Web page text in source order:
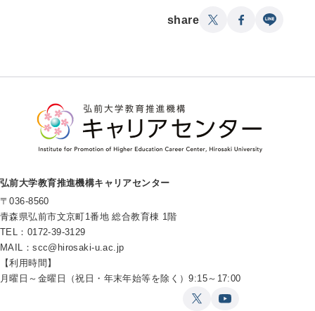
share
弘前大学教育推進機構キャリアセンター
〒036-8560
青森県弘前市文京町1番地 総合教育棟 1階
TEL：0172-39-3129
MAIL：scc@hirosaki-u.ac.jp
【利用時間】
月曜日～金曜日（祝日・年末年始等を除く）9:15～17:00